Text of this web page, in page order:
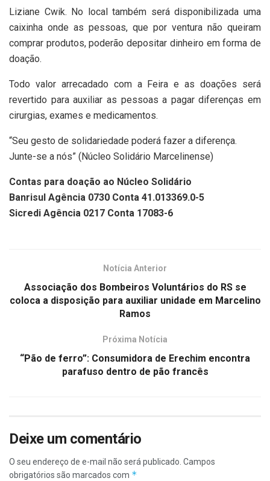
Liziane Cwik. No local também será disponibilizada uma
caixinha onde as pessoas, que por ventura não queiram
comprar produtos, poderão depositar dinheiro em forma de
doação.
Todo valor arrecadado com a Feira e as doações será
revertido para auxiliar as pessoas a pagar diferenças em
cirurgias, exames e medicamentos.
“Seu gesto de solidariedade poderá fazer a diferença.
Junte-se a nós” (Núcleo Solidário Marcelinense)
Contas para doação ao Núcleo Solidário
Banrisul Agência 0730 Conta 41.013369.0-5
Sicredi Agência 0217 Conta 17083-6
Notícia Anterior
Associação dos Bombeiros Voluntários do RS se
coloca a disposição para auxiliar unidade em Marcelino
Ramos
Próxima Notícia
“Pão de ferro”: Consumidora de Erechim encontra
parafuso dentro de pão francês
Deixe um comentário
O seu endereço de e-mail não será publicado. Campos
obrigatórios são marcados com *